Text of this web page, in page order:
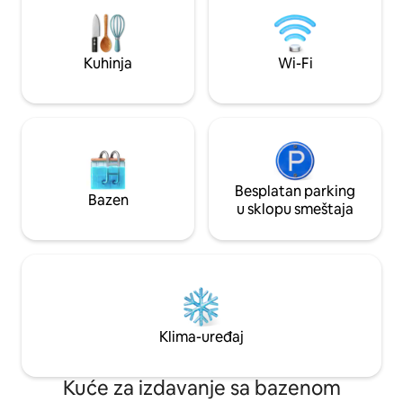
obližnjom plažom Oka i lakim pristupom
Montrealu, doživite mir, avanturu i
lepotu prirode.
tržni centar,
CITQ broj 306553
Kuhinja Wi-Fi
Bazen
Besplatan parking
u sklopu smeštaja
Klima-uređaj
Kuće za izdavanje sa bazenom